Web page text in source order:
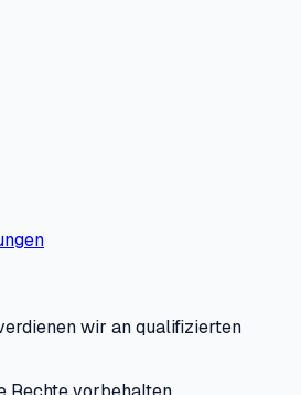
wir an qualifizierten